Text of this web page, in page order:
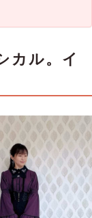
カル。イ